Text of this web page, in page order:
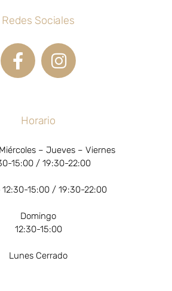
Redes Sociales
Horario
– Jueves – Viernes
15:00 / 19:30-22:00
12:30-15:00 / 19:30-22:00
Domingo
12:30-15:00
Lunes Cerrado